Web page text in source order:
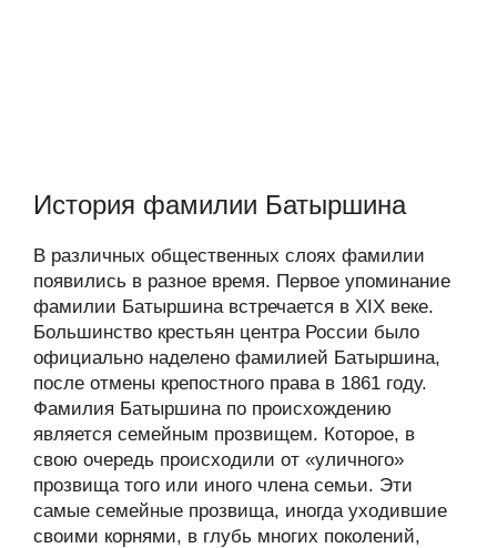
История фамилии Батыршина
В различных общественных слоях фамилии
появились в разное время. Первое упоминание
фамилии Батыршина встречается в XIX веке.
Большинство крестьян центра России было
официально наделено фамилией Батыршина,
после отмены крепостного права в 1861 году.
Фамилия Батыршина по происхождению
является семейным прозвищем. Которое, в
свою очередь происходили от «уличного»
прозвища того или иного члена семьи. Эти
самые семейные прозвища, иногда уходившие
своими корнями, в глубь многих поколений,